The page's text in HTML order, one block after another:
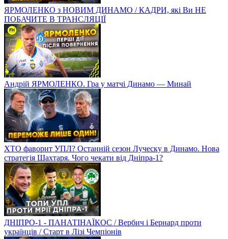
ЯРМОЛЕНКО з НОВИМ ДИНАМО / КАДРИ, які Ви НЕ
ПОБАЧИТЕ В ТРАНСЛЯЦІЇ
Андрій ЯРМОЛЕНКО. Гра у матчі Динамо — Минай
ХТО фаворит УПЛ? Останній сезон Луческу в Динамо. Нова
стратегія Шахтаря. Чого чекати від Дніпра-1?
ДНІПРО-1 - ПАНАТІНАЇКОС / Вербич і Бернард проти
українців / Старт в Лізі Чемпіонів